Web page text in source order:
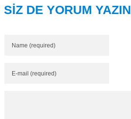
SİZ DE YORUM YAZIN